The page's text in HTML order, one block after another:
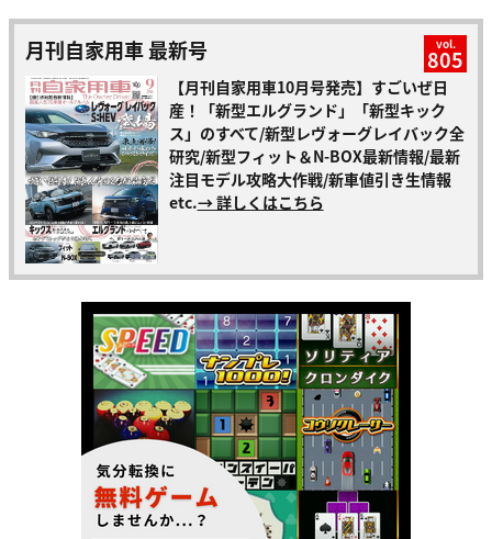
月刊自家用車 最新号 vol.
805
【月刊自家用車10月号発売】すごいぜ日
産！「新型エルグランド」「新型キック
ス」のすべて/新型レヴォーグレイバック全
研究/新型フィット＆N-BOX最新情報/最新
注目モデル攻略大作戦/新車値引き生情報
etc.→ 詳しくはこちら